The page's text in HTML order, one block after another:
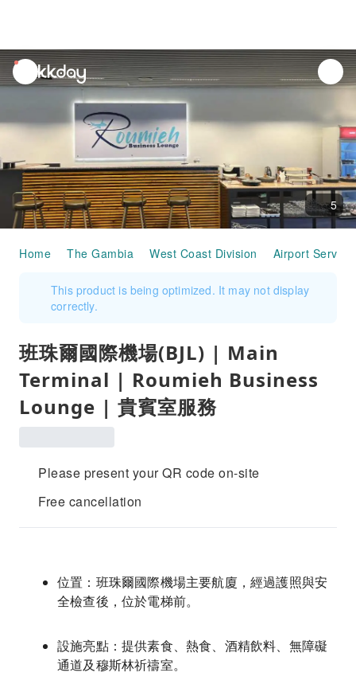
unread
notifications
5
Home The Gambia West Coast Division Airport
This product is being optimized. It may not display
correctly.
班珠爾國際機場(BJL) | Main
Terminal | Roumieh Business
Lounge | 貴賓室服務
Please present your QR code on-site
Free cancellation
位置：班珠爾國際機場主要航廈，經過護照與安
全檢查後，位於電梯前。
設施亮點：提供素食、熱食、酒精飲料、無障礙
通道及穆斯林祈禱室。